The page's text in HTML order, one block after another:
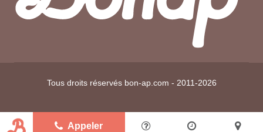
Appeler
Tous droits réservés bon-ap.com - 2011-2026